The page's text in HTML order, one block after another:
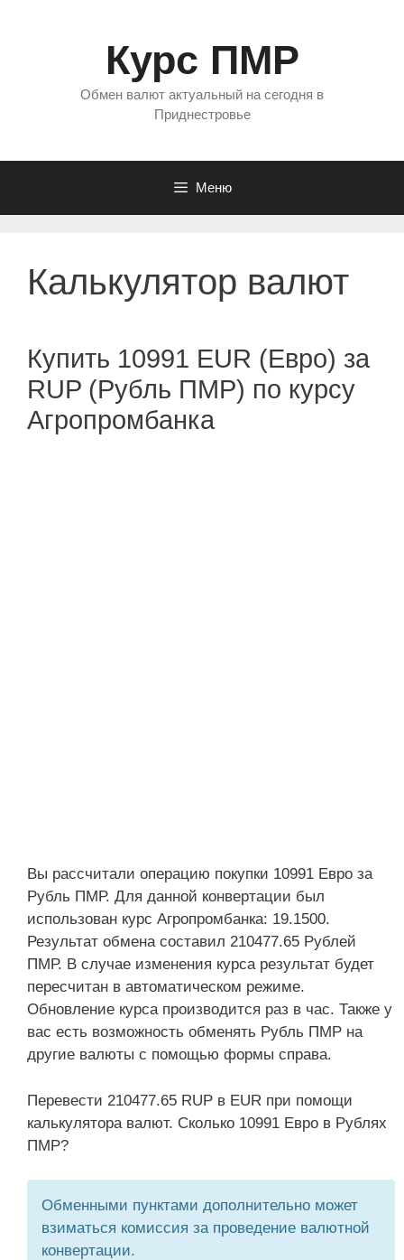
Курс ПМР
Обмен валют актуальный на сегодня в
Приднестровье
Меню
Калькулятор валют
Купить 10991 EUR (Евро) за
RUP (Рубль ПМР) по курсу
Агропромбанка
Вы рассчитали операцию покупки 10991 Евро за
Рубль ПМР. Для данной конвертации был
использован курс Агропромбанка: 19.1500.
Результат обмена составил 210477.65 Рублей
ПМР. В случае изменения курса результат будет
пересчитан в автоматическом режиме.
Обновление курса производится раз в час. Также у
вас есть возможность обменять Рубль ПМР на
другие валюты с помощью формы справа.
Перевести 210477.65 RUP в EUR при помощи
калькулятора валют. Сколько 10991 Евро в Рублях
ПМР?
Обменными пунктами дополнительно может
взиматься комиссия за проведение валютной
конвертации.